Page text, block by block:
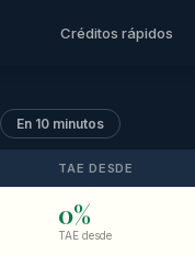
Créditos rápidos
En 10 minutos
TAE DESDE
0%
TAE desde